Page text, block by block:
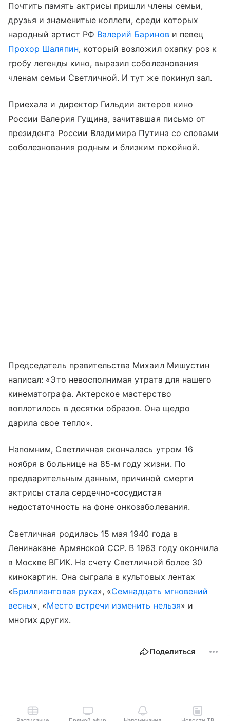
Почтить память актрисы пришли члены семьи,
друзья и знаменитые коллеги, среди которых
народный артист РФ Валерий Баринови певец
Прохор Шаляпин, который возложил охапку роз к
гробу легенды кино, выразил соболезнования
членам семьи Светличной. И тут же покинул зал.
Приехала и директор Гильдии актеров кино
России Валерия Гущина, зачитавшая письмо от
президента России Владимира Путина со словами
соболезнования родным и близким покойной.
Председатель правительства Михаил Мишустин
написал: «Это невосполнимая утрата для нашего
кинематографа. Актерское мастерство
воплотилось в десятки образов. Она щедро
дарила свое тепло».
Напомним, Светличная скончалась утром 16
ноября в больнице на 85-м году жизни. По
предварительным данным, причиной смерти
актрисы стала сердечно-сосудистая
недостаточность на фоне онкозаболевания.
Светличная родилась 15 мая 1940 года в
Ленинакане Армянской ССР. В 1963 году окончила
в Москве ВГИК. На счету Светличной более 30
кинокартин. Она сыграла в культовых лентах
«Бриллиантовая рука», «Семнадцать мгновений
весны», «Место встречи изменить нельзя» и
многих других.
Поделиться